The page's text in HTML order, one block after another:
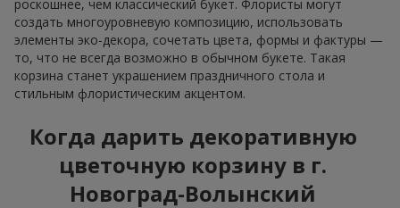
роскошнее, чем классический букет. Флористы могут
создать многоуровневую композицию, использовать
элементы эко-декора, сочетать цвета, формы и фактуры —
то, что не всегда возможно в обычном букете. Такая
корзина станет украшением праздничного стола и
стильным флористическим акцентом.
Когда дарить декоративную
цветочную корзину в г.
Новоград-Волынский